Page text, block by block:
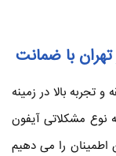
با ضمانت
تجربه بالا در زمینه
نوع مشکلاتی آیفون
را می دهیم